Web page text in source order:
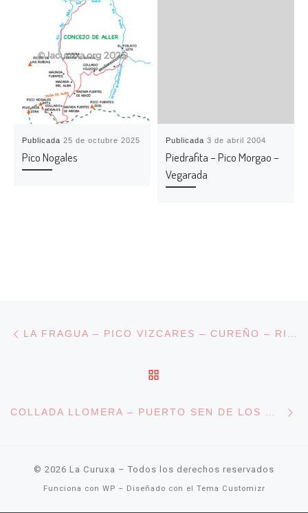
Publicada25 de octubre 2025
Pico Nogales
Publicada3 de abril 2004
Piedrafita – Pico Morgao –
Vegarada
Navegación de entradas LA FRAGUA – PICO VIZCARES – CUREÑO – RIOFABAR
COLLADA LLOMERA – PUERTO SEN DE LOS MULOS – PUENTE AGÜERA
© 2026 La Curuxa – Todos los derechos reservados
Funciona con WP – Diseñado con el Tema Customizr